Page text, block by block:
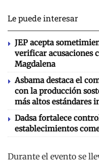
Le puede interesar
JEP acepta
verificar acusaciones
Magdalena
Asbama destaca el
con la producción
más altos estándares
Dadsa fortalece
establecimientos
Durante el evento se